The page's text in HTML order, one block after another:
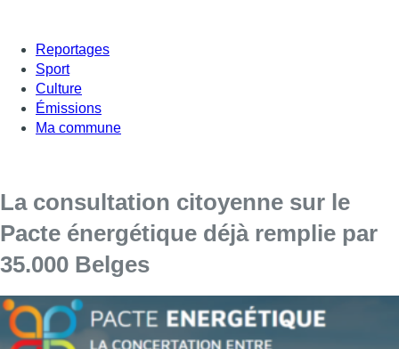
Reportages
Sport
Culture
Émissions
Ma commune
La consultation citoyenne sur le
Pacte énergétique déjà remplie par
35.000 Belges